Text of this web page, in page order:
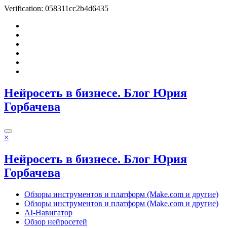
Verification: 058311cc2b4d6435
Перейти
содержимому
Нейросеть в бизнесе. Блог Юрия
Горбачева
×
Нейросеть в бизнесе. Блог Юрия
Горбачева
Обзоры инструментов и платформ (Make.com и другие)
Обзоры инструментов и платформ (Make.com и другие)
AI-Навигатор
Обзор нейросетей